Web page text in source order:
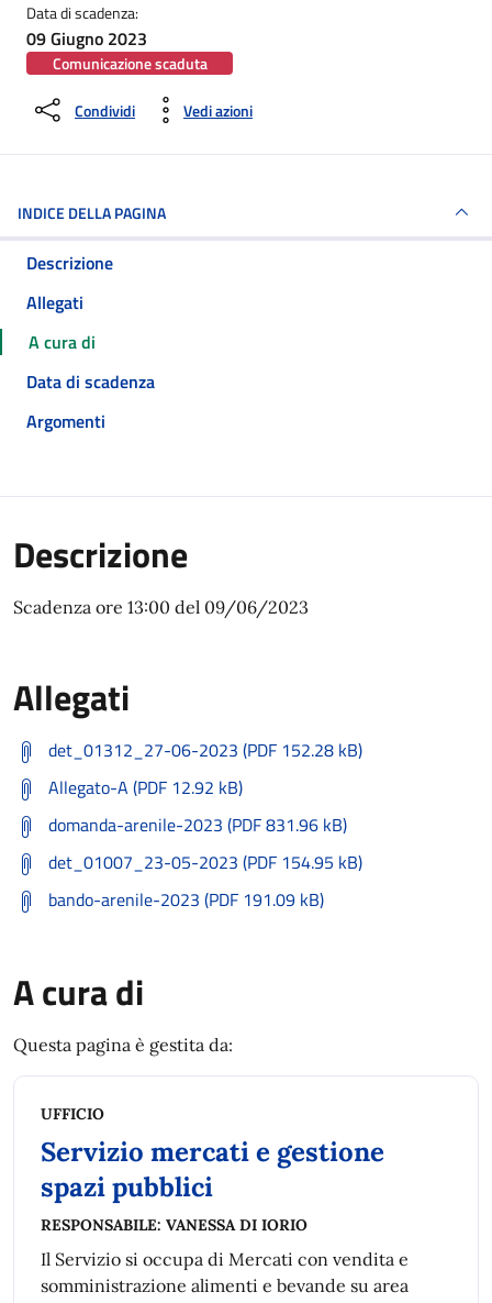
Data di scadenza:
09 Giugno 2023
Comunicazione scaduta
Condividi Vedi azioni
INDICE DELLA PAGINA
Descrizione
Allegati
A cura di
Data di scadenza
Argomenti
Descrizione
Scadenza ore 13:00 del 09/06/2023
Allegati
det_01312_27-06-2023 (PDF 152.28 kB)
Allegato-A (PDF 12.92 kB)
domanda-arenile-2023 (PDF 831.96 kB)
det_01007_23-05-2023 (PDF 154.95 kB)
bando-arenile-2023 (PDF 191.09 kB)
A cura di
Questa pagina è gestita da:
UFFICIO
Servizio mercati e gestione
spazi pubblici
RESPONSABILE: VANESSA DI IORIO
Il Servizio si occupa di Mercati con vendita e
somministrazione alimenti e bevande su area